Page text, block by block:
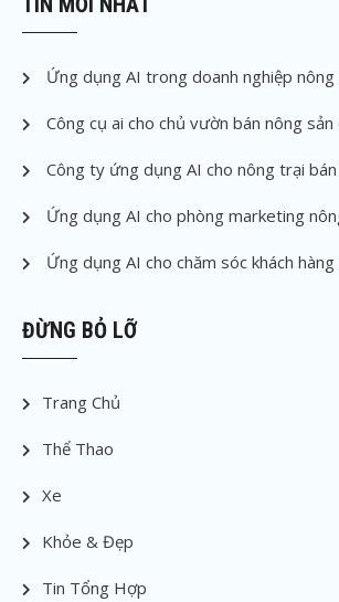
Ứng dụng AI trong doanh nghiệp nông
Công cụ ai cho chủ vườn bán nông sản
Công ty ứng dụng AI cho nông trại
Ứng dụng AI cho phòng marketing
Ứng dụng AI cho chăm sóc khách
ĐỪNG BỎ LỠ
Trang Chủ
Thể Thao
Xe
Khỏe & Đẹp
Tin Tổng Hợp